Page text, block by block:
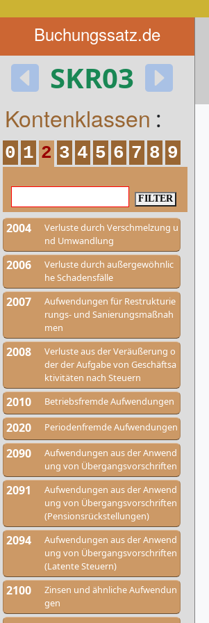
Buchungssatz.de
SKR03
Kontenklassen :
0 1 2 3 4 5 6 7 8 9
2004
Verluste durch Verschmelzung u
nd Umwandlung
2006
Verluste durch außergewöhnlic
he Schadensfälle
2007
Aufwendungen für Restrukturie
rungs- und Sanierungsmaßnah
men
2008
Verluste aus der Veräußerung o
der der Aufgabe von Geschäftsa
ktivitäten nach Steuern
2010 Betriebsfremde Aufwendungen
2020 Periodenfremde Aufwendungen
2090
Aufwendungen aus der Anwend
ung von Übergangsvorschriften
2091
Aufwendungen aus der Anwend
ung von Übergangsvorschriften
(Pensionsrückstellungen)
2094
Aufwendungen aus der Anwend
ung von Übergangsvorschriften
(Latente Steuern)
2100
Zinsen und ähnliche Aufwendun
gen